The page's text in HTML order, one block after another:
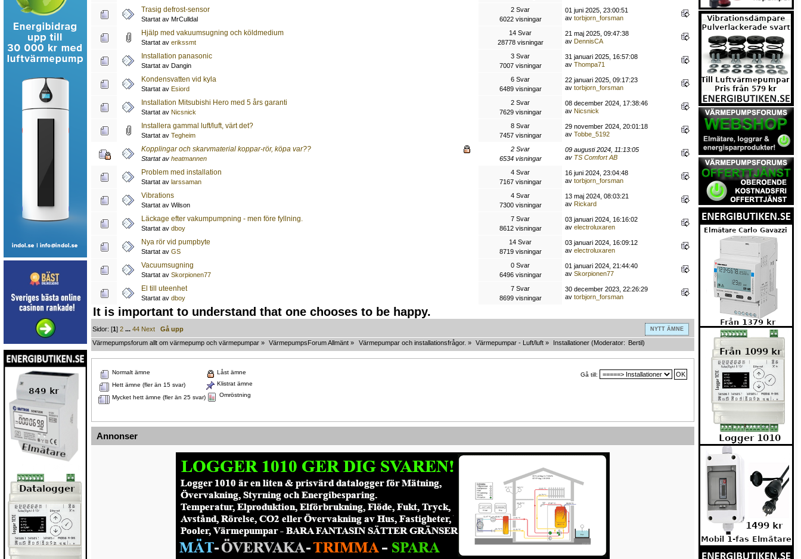
Trasig defrost-sensor
Startat av MrCulldal
2 Svar
6022 visningar
01 juni 2025, 23:00:51
av torbjorn_forsman
Hjälp med vakuumsugning och köldmedium
Startat av erikssmt
14 Svar
28778 visningar
21 maj 2025, 09:47:38
av DennisCA
Installation panasonic
Startat av Dangin
3 Svar
7007 visningar
31 januari 2025, 16:57:08
av Thompa71
Kondensvatten vid kyla
Startat av Esiord
6 Svar
6489 visningar
22 januari 2025, 09:17:23
av torbjorn_forsman
Installation Mitsubishi Hero med 5 års garanti
Startat av Nicsnick
2 Svar
7629 visningar
08 december 2024, 17:38:46
av Nicsnick
Installera gammal luft/luft, värt det?
Startat av Tegheim
8 Svar
7457 visningar
29 november 2024, 20:01:18
av Tobbe_5192
Kopplingar och skarvmaterial koppar-rör, köpa var??
Startat av heatmannen
2 Svar
6534 visningar
09 augusti 2024, 11:13:05
av TS Comfort AB
Problem med installation
Startat av larssaman
4 Svar
7167 visningar
16 juni 2024, 23:04:48
av torbjorn_forsman
Vibrations
Startat av Wilson
4 Svar
7300 visningar
13 maj 2024, 08:03:21
av Rickard
Läckage efter vakumpumpning - men före fyllning.
Startat av dboy
7 Svar
8612 visningar
03 januari 2024, 16:16:02
av electroluxaren
Nya rör vid pumpbyte
Startat av GS
14 Svar
8719 visningar
03 januari 2024, 16:09:12
av electroluxaren
Vacuumsugning
Startat av Skorpionen77
0 Svar
6496 visningar
01 januari 2024, 21:44:40
av Skorpionen77
El till uteenhet
Startat av dboy
7 Svar
8699 visningar
30 december 2023, 22:26:29
av torbjorn_forsman
It is important to understand that one chooses to be happy.
NYTT ÄMNE
Sidor: [1]2 ...44 Next
Gå upp
Värmepumpsforum allt om värmepump och värmepumpar » VärmepumpsForum Allmänt » Värmepumpar och installationsfrågor. » Värmepumpar - Luft/luft» Installationer (Moderator: Bertil)
Gå till:
Normalt ämne
Hett ämne (fler än 15 svar)
Mycket hett ämne (fler än 25 svar)
Låst ämne
Klistrat ämne
Omröstning
Annonser